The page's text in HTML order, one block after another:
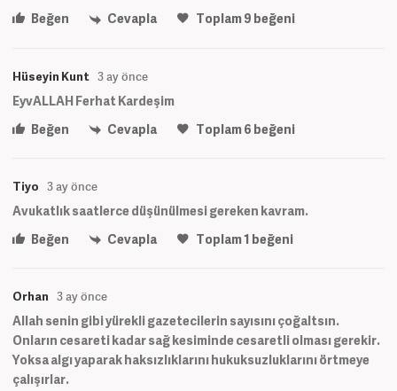
Beğen
Cevapla Toplam9 beğeni
Hüseyin Kunt 3 ay önce
EyvALLAH Ferhat Kardeşim
Beğen
Cevapla Toplam6 beğeni
Tiyo 3 ay önce
Avukatlık saatlerce düşünülmesi gereken kavram.
Beğen
Cevapla Toplam1 beğeni
Orhan 3 ay önce
Allah senin gibi yürekli gazetecilerin sayısını çoğaltsın.
Onların cesareti kadar sağ kesiminde cesaretli olması gerekir.
Yoksa algı yaparak haksızlıklarını hukuksuzluklarını örtmeye
çalışırlar.